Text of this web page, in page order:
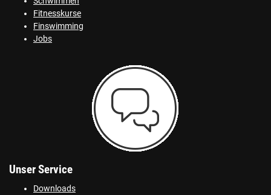
Fitnesskurse
Finswimming
Jobs
Unser Service
Downloads